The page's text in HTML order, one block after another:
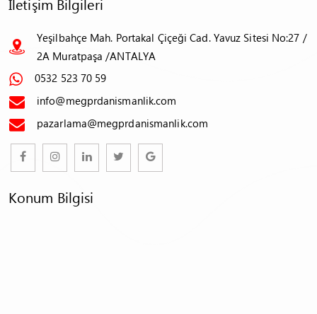
Yeşilbahçe Mah. Portakal Çiçeği Cad. Yavuz Sitesi No:27 /
2A Muratpaşa /ANTALYA
0532 523 70 59
info@megprdanismanlik.com
pazarlama@megprdanismanlik.com
Konum Bilgisi